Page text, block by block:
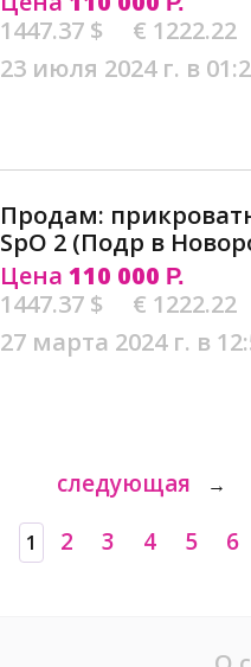
1447.37 $
€ 1222.22
23 июля 2024 г. в
Продам:
SpO 2 (Подр в
Цена 110 000 Р.
1447.37 $
€ 1222.22
27 марта 2024 г. в
следующая →
1 2 3 4 5 6